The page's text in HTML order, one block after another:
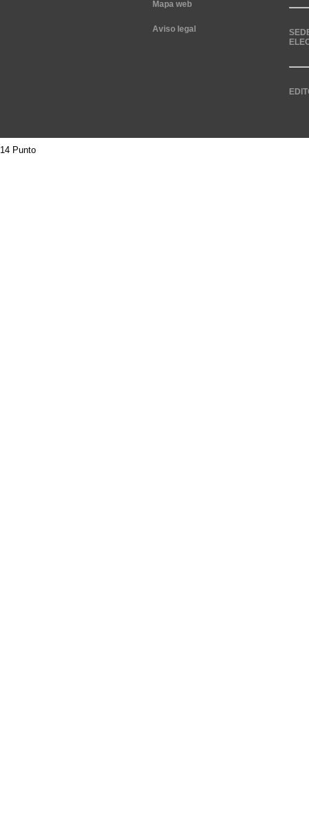
Mapa web
Aviso legal
14 Punto